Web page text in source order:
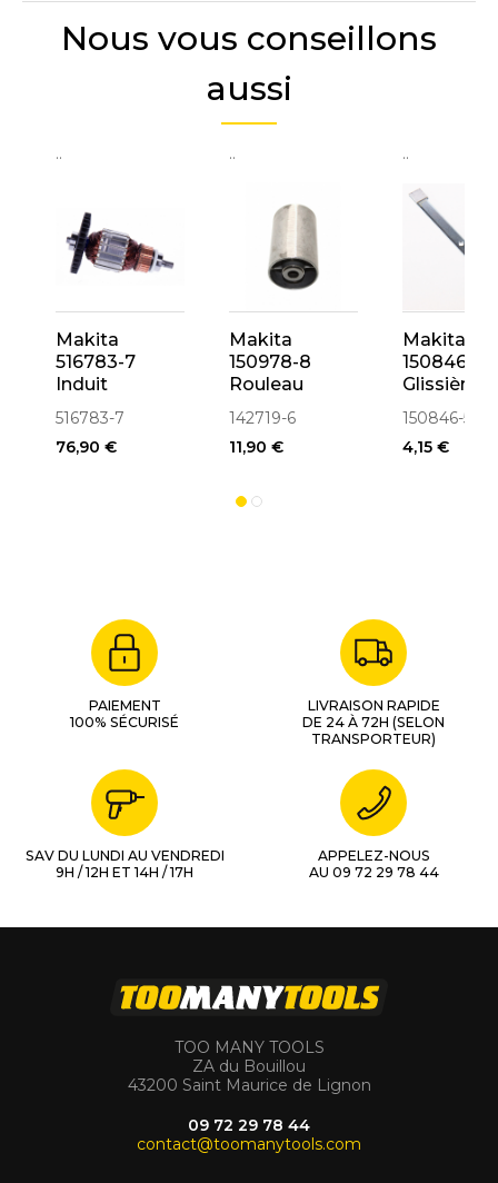
Nous vous conseillons
aussi
..
Makita
516783-7
Induit
Ponceuse
9403
516783-7
76,90 €
..
Makita
150978-8
Rouleau
Tendeur
Ponceuse
9403, MT941
142719-6
11,90 €
..
Makita
150846-5
Glissière
150846-5
4,15 €
PAIEMENT
100% SÉCURISÉ
LIVRAISON RAPIDE
DE 24 À 72H (SELON
TRANSPORTEUR)
SAV DU LUNDI AU VENDREDI
9H / 12H ET 14H / 17H
APPELEZ-NOUS
AU 09 72 29 78 44
TOO MANY TOOLS
ZA du Bouillou
43200 Saint Maurice de Lignon
09 72 29 78 44
contact@toomanytools.com